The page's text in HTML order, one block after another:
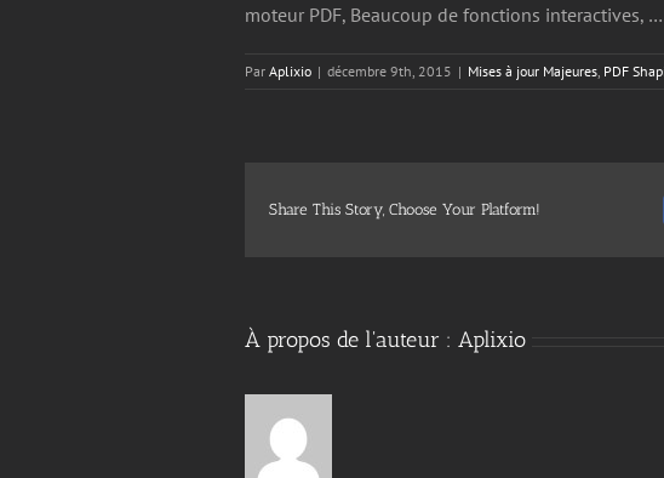
moteur PDF, Beaucoup de fonctions interactives, …
Par Aplixio | décembre 9th, 2015 | Mises à jour Majeures PDF
Share This Story, Choose Your Platform!
À propos de l'auteur : Aplixio